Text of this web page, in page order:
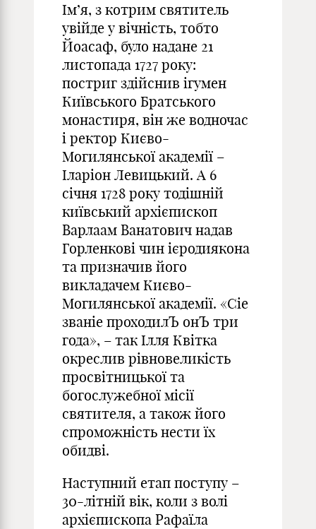
Ім’я, з котрим святитель
увійде у вічність, тобто
Йоасаф, було надане 21
листопада 1727 року:
постриг здійснив ігумен
Київського Братського
монастиря, він же водночас
і ректор Києво-
Могилянської академії –
Іларіон Левицький. А 6
січня 1728 року тодішній
київський архієпископ
Варлаам Ванатович надав
Горленкові чин ієродиякона
та призначив його
викладачем Києво-
Могилянської академії. «Сіе
званіе проходилЪ онЪ три
года», – так Ілля Квітка
окреслив рівновеликість
просвітницької та
богослужебної місії
святителя, а також його
спроможність нести їх
обидві.
Наступний етап поступу –
30-літній вік, коли з волі
архієпископа Рафаїла